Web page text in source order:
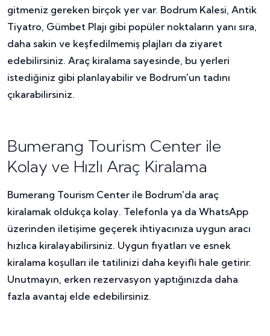
gitmeniz gereken birçok yer var. Bodrum Kalesi, Antik
Tiyatro, Gümbet Plajı gibi popüler noktaların yanı sıra,
daha sakin ve keşfedilmemiş plajları da ziyaret
edebilirsiniz. Araç kiralama sayesinde, bu yerleri
istediğiniz gibi planlayabilir ve Bodrum'un tadını
çıkarabilirsiniz.
Bumerang Tourism Center ile
Kolay ve Hızlı Araç Kiralama
Bumerang Tourism Center ile Bodrum'da araç
kiralamak oldukça kolay. Telefonla ya da WhatsApp
üzerinden iletişime geçerek ihtiyacınıza uygun aracı
hızlıca kiralayabilirsiniz. Uygun fiyatları ve esnek
kiralama koşulları ile tatilinizi daha keyifli hale getirir.
Unutmayın, erken rezervasyon yaptığınızda daha
fazla avantaj elde edebilirsiniz.